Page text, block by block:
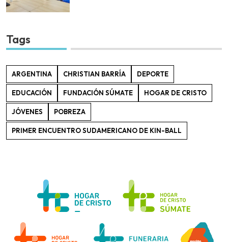
Tags
ARGENTINA CHRISTIAN BARRÍA DEPORTE
EDUCACIÓN FUNDACIÓN SÚMATE HOGAR DE CRISTO
JÓVENES POBREZA
PRIMER ENCUENTRO SUDAMERICANO DE KIN-BALL